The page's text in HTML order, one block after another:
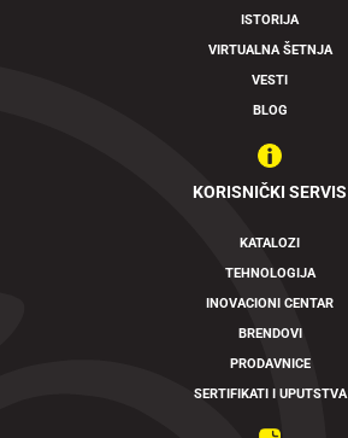
ISTORIJA
VIRTUALNA ŠETNJA
VESTI
BLOG
KORISNIČKI SERVIS
KATALOZI
TEHNOLOGIJA
INOVACIONI CENTAR
BRENDOVI
PRODAVNICE
SERTIFIKATI I UPUTSTVA